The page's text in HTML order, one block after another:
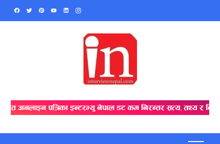
Skip